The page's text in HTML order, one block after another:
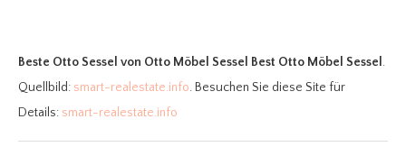
Beste Otto Sessel von Otto Möbel Sessel Best Otto Möbel Sessel .
Quellbild: smart-realestate.info. Besuchen Sie diese Site für
Details: smart-realestate.info